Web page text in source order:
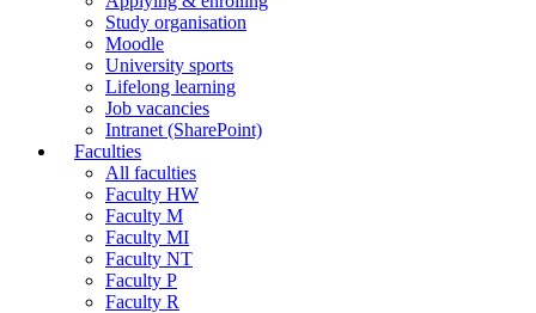
Study organisation
Moodle
University sports
Lifelong learning
Job vacancies
Intranet (SharePoint)
Faculties
All faculties
Faculty HW
Faculty M
Faculty MI
Faculty NT
Faculty P
Faculty R